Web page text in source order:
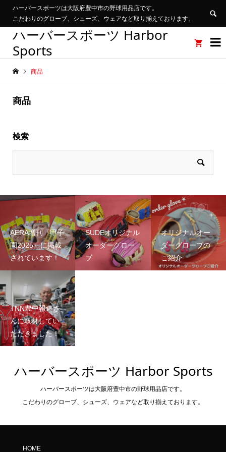
ハーバースポーツは大阪府豊中市の野球用品店です。
こだわりのグローブ、シューズ、ウェアなど取り揃えております。

ハーバースポーツ Harbor
Sports

商品
商品
検索
AERA増刊『甲子
園2025』に掲載
されています！
SUDEオリジナル
オーダーグロー
ブ
オリジナルオー
ダーグローブの
ご紹介
TNN豊中報道さ
んに取材してい
ただきました！
ハーバースポーツ Harbor Sports
ハーバースポーツは大阪府豊中市の野球用品店です。
こだわりのグローブ、シューズ、ウェアなど取り揃えております。
HOME